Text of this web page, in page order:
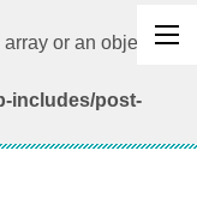
or an object that
includes/post-